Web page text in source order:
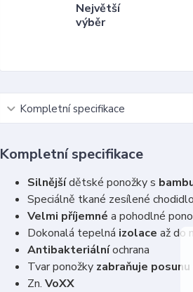
Největší
výběr
Kompletní specifikace
Kompletní specifikace
Silnějšídětské ponožky s
Speciálně tkané zesílené chodidlo
Velmi příjemné a pohodlné
Dokonalá tepelná izolace až do
Antibakteriálníochrana
Tvar ponožky zabraňuje posunu
Zn. VoXX